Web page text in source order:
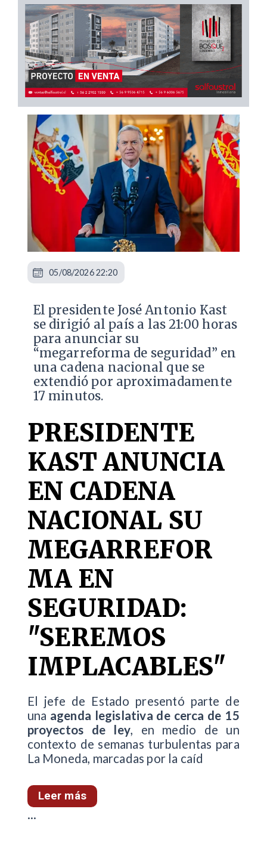
El presidente José Antonio Kast
se dirigió al país a las 21:00 horas
para anunciar su
“megarreforma de seguridad” en
una cadena nacional que se
extendió por aproximadamente
17 minutos.
PRESIDENTE
KAST ANUNCIA
EN CADENA
NACIONAL SU
MEGARREFOR
MA EN
SEGURIDAD:
"SEREMOS
IMPLACABLES"
El jefe de Estado presentó parte de
una agenda legislativa de cerca de 15
proyectos de ley, en medio de un
contexto de semanas turbulentas para
La Moneda, marcadas por la caíd
Leer más
05/08/2026 22:20
...